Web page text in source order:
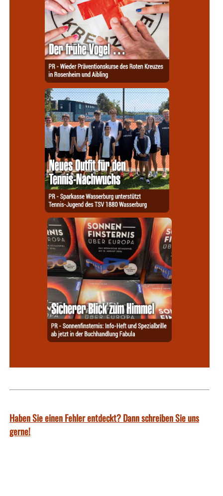
Haben Sie einen Fehler entdeckt? Dann schreiben Sie uns
gerne!